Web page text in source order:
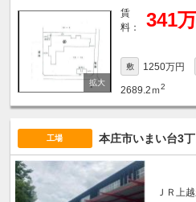
賃
料：
341
敷 1250万円
2689.2ｍ2
工場 本庄市いまい台3
ＪＲ上